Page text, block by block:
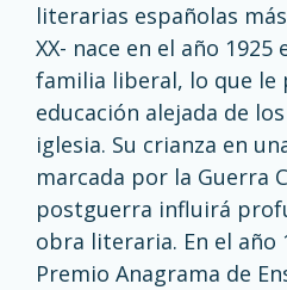
literarias españolas
XX- nace en el año 1925
familia liberal, lo que le
educación alejada de
iglesia. Su crianza en
marcada por la Guerra
postguerra influirá
obra literaria. En el año
Premio Anagrama de